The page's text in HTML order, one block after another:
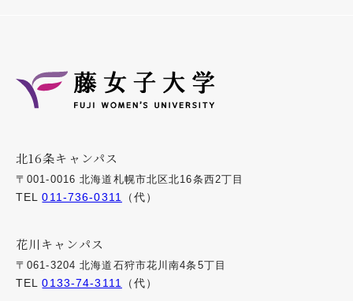
北16条キャンパス
〒001-0016 北海道札幌市北区北16条西2丁目
TEL011-736-0311 （代）
花川キャンパス
〒061-3204 北海道石狩市花川南4条5丁目
TEL0133-74-3111 （代）